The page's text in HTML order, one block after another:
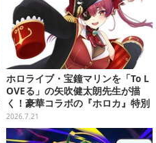
ホロライブ・宝鐘マリンを「To L
OVEる」の矢吹健太朗先生が描
く！豪華コラボの『ホロカ』特別
カードが「Vジャンプ10月号」に
付録
2026.7.21